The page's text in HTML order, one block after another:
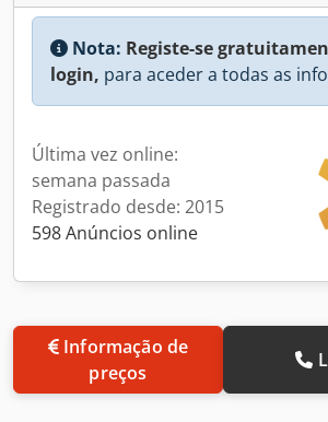
Nota: Registe-se
login, para aceder a todas as
Última vez online:
semana passada
Registrado desde: 2015
598 Anúncios online
Informação de
preços